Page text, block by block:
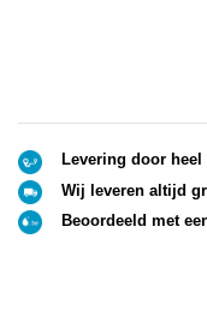
Levering door
Wij leveren altijd
Beoordeeld met